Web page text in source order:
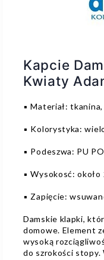
Kapcie
Kwiaty
▪️ Materiał:
▪️ Kolorystyka:
▪️ Podeszwa: PU
▪️ Wysokosć: około
▪️ Zapięcie:
Damskie klapki,
domowe. Element
wysoką
do szrokości stopy.